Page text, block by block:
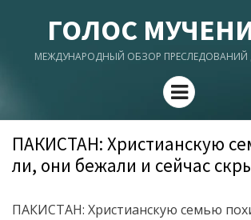
ГОЛОС
МЕЖДУНАРОДНЫЙ ОБЗОР ПРЕСЛЕДОВАНИЙ
Menu
ПАКИСТАН: Христианскую
ли, они бежали и сейчас
ПАКИСТАН: Христианскую семью